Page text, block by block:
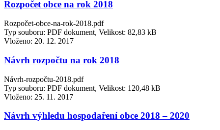
Rozpočet obce na rok 2018
Rozpočet-obce-na-rok-2018.pdf
Typ souboru: PDF dokument, Velikost: 82,83 kB
Vloženo: 20. 12. 2017
Návrh rozpočtu na rok 2018
Návrh-rozpočtu-2018.pdf
Typ souboru: PDF dokument, Velikost: 120,48 kB
Vloženo: 25. 11. 2017
Návrh výhledu hospodaření obce 2018 – 2020